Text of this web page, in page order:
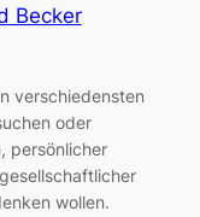
Becker
verschiedensten
oder
persönlicher
wollen.